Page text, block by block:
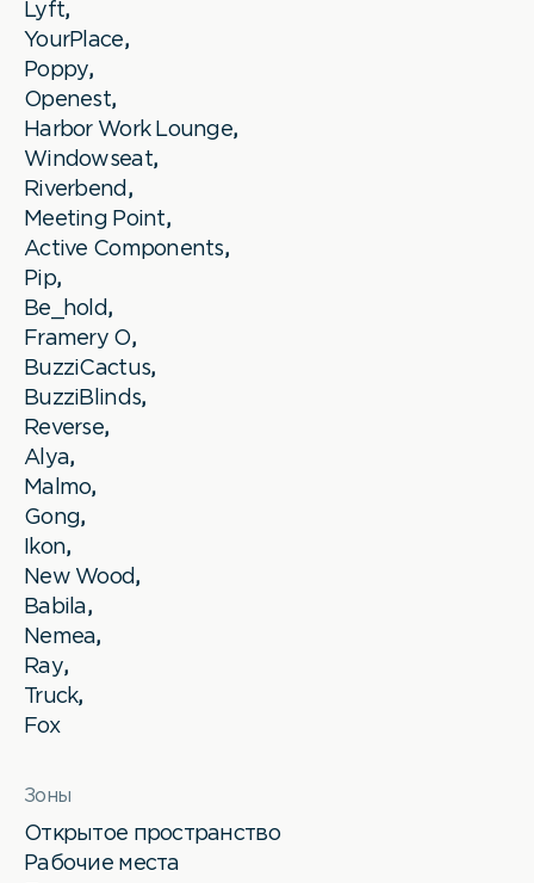
Lyft,
YourPlace,
Poppy,
Openest,
Harbor Work Lounge,
Windowseat,
Riverbend ,
Meeting Point,
Active Components,
Pip,
Be_hold,
Framery O,
BuzziCactus,
BuzziBlinds,
Reverse,
Alya,
Malmo,
Gong,
Ikon,
New Wood,
Babila,
Nemea,
Ray,
Truck,
Fox
Зоны
Открытое пространство
Рабочие места